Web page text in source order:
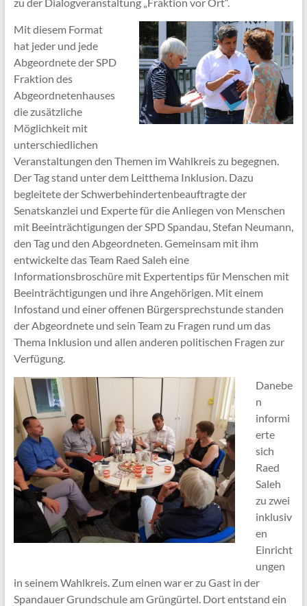
Mit diesem Format
hat jeder und jede
Abgeordnete der SPD
Fraktion des
Abgeordnetenhauses
die zusätzliche
Möglichkeit mit
unterschiedlichen
Veranstaltungen den Themen im Wahlkreis zu begegnen.
Der Tag stand unter dem Leitthema Inklusion. Dazu
begleitete der Schwerbehindertenbeauftragte der
Senatskanzlei und Experte für die Anliegen von Menschen
mit Beeinträchtigungen der SPD Spandau, Stefan Neumann,
den Tag und den Abgeordneten. Gemeinsam mit ihm
entwickelte das Team Raed Saleh eine
Informationsbroschüre mit Expertentips für Menschen mit
Beeinträchtigungen und ihre Angehörigen. Mit einem
Infostand und einer offenen Bürgersprechstunde standen
der Abgeordnete und sein Team zu Fragen rund um das
Thema Inklusion und allen anderen politischen Fragen zur
Verfügung.
Danebe
n
informi
erte
sich
Raed
Saleh
zu zwei
inklusiv
en
Einricht
ungen
in seinem Wahlkreis. Zum einen war er zu Gast in der
Spandauer Grundschule am Grüngürtel. Dort entstand ein